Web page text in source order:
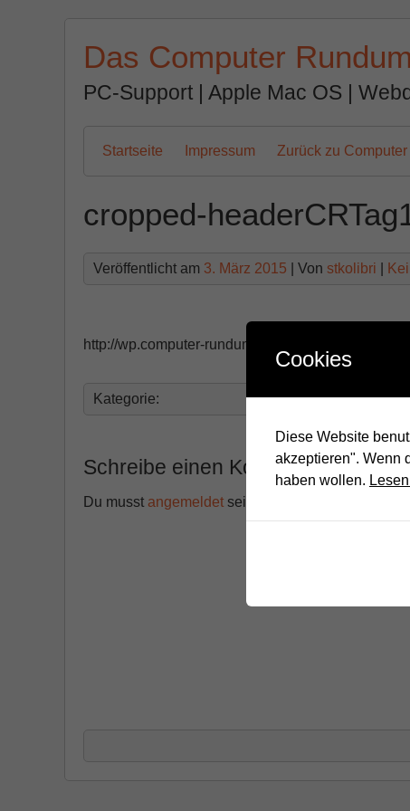
Das Computer
PC-Support | Apple Mac OS |
Startseite Impressum Zurück zu
cropped-
Veröffentlicht am 3. März 2015 | Von stkolibri
http://wp.computer-rundum.de/wp-content/
Kategorie:
Schreibe einen Kommentar
Du musst angemeldet sein, um einen Kommentar
Cookies
Diese Website
akzeptieren". Wenn
haben wollen.